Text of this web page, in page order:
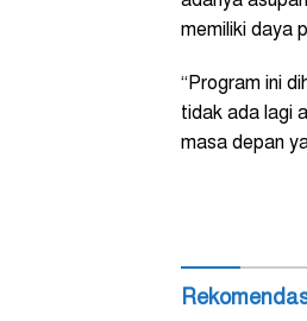
memiliki daya
“Program ini
tidak ada lagi
masa depan